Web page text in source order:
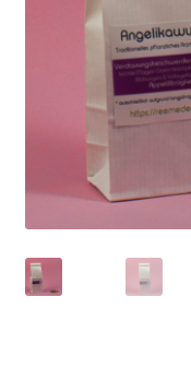
Rabattaktion